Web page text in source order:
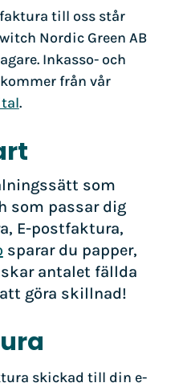
till oss står
Nordic Green AB
Inkasso- och
från vår
.
som
som passar dig
E-postfaktura,
sparar du papper,
antalet fällda
göra skillnad!
skickad till din e-